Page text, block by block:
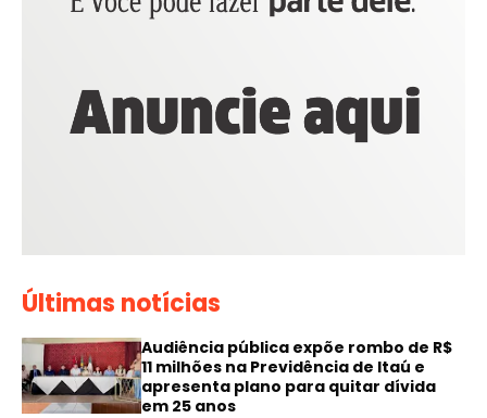
Últimas notícias
Audiência pública expõe rombo de R$
11 milhões na Previdência de Itaú e
apresenta plano para quitar dívida
em 25 anos